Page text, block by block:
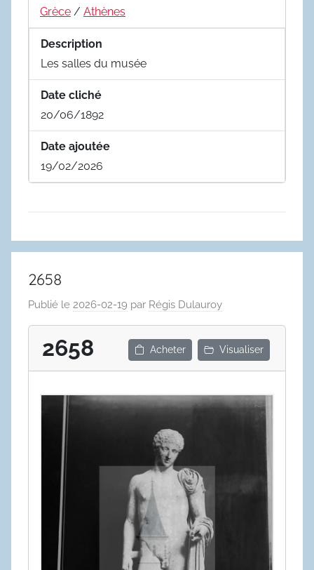
Grèce / Athènes
Description
Les salles du musée
Date cliché
20/06/1892
Date ajoutée
19/02/2026
2658
Publié le 2026-02-19 par Régis Dulauroy
2658 Acheter Visualiser